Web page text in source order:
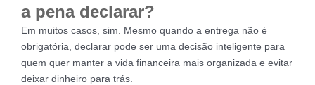
a pena declarar?
Em muitos casos, sim. Mesmo quando a entrega não é
obrigatória, declarar pode ser uma decisão inteligente para
quem quer manter a vida financeira mais organizada e evitar
deixar dinheiro para trás.